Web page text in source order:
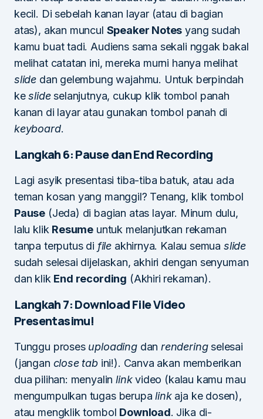
kecil. Di sebelah kanan layar (atau di bagian
atas), akan muncul Speaker Notes yang sudah
kamu buat tadi. Audiens sama sekali nggak bakal
melihat catatan ini, mereka murni hanya melihat
slide dan gelembung wajahmu. Untuk berpindah
keslideselanjutnya, cukup klik tombol panah
kanan di layar atau gunakan tombol panah di
keyboard.
Langkah 6: Pause dan End Recording
Lagi asyik presentasi tiba-tiba batuk, atau ada
teman kosan yang manggil? Tenang, klik tombol
Pause (Jeda) di bagian atas layar. Minum dulu,
lalu klik Resume untuk melanjutkan rekaman
tanpa terputus di file akhirnya. Kalau semua slide
sudah selesai dijelaskan, akhiri dengan senyuman
dan klik End recording (Akhiri rekaman).
Langkah 7: Download File Video
Presentasimu!
Tunggu proses uploadingdan renderingselesai
(jangan close tabini!). Canva akan memberikan
dua pilihan: menyalinlinkvideo (kalau kamu mau
mengumpulkan tugas berupalinkaja ke dosen),
atau mengklik tombol Download. Jika di-